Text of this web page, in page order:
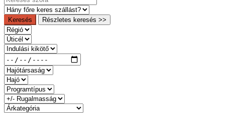
Keresés Részletes keresés >>